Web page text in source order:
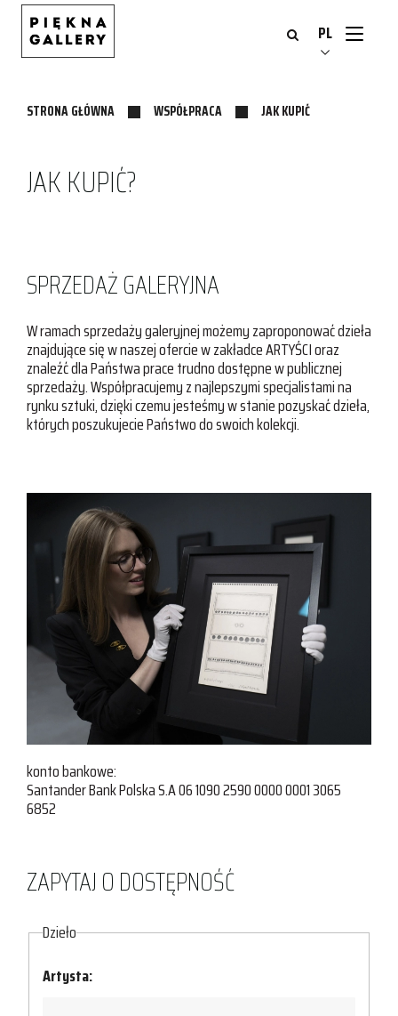
Przejdź
treści
Strona
główna PL
STRONA GŁÓWNA WSPÓŁPRACA JAK KUPIĆ
JAK KUPIĆ?
SPRZEDAŻ GALERYJNA
W ramach sprzedaży galeryjnej możemy zaproponować dzieła
znajdujące się w naszej ofercie w zakładce ARTYŚCI oraz
znaleźć dla Państwa prace trudno dostępne w publicznej
sprzedaży. Współpracujemy z najlepszymi specjalistami na
rynku sztuki, dzięki czemu jesteśmy w stanie pozyskać dzieła,
których poszukujecie Państwo do swoich kolekcji.
konto bankowe:
Santander Bank Polska S.A 06 1090 2590 0000 0001 3065
6852
ZAPYTAJ O DOSTĘPNOŚĆ
Dzieło
Artysta: